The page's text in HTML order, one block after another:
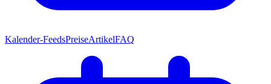
Kalender-FeedsPreiseArtikelFAQ